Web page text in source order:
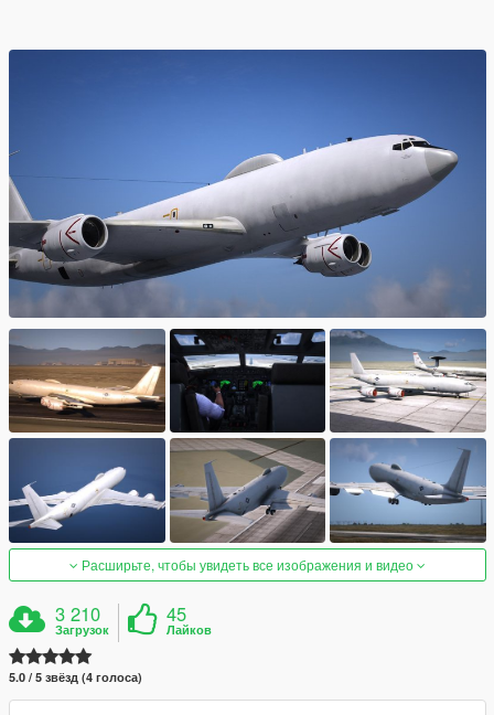
Расширьте, чтобы увидеть все изображения и видео
3 210
Загрузок
45
Лайков
5.0 / 5 звёзд (4 голоса)